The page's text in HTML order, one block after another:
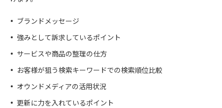
ブランドメッセージ
強みとして訴求しているポイント
サービスや商品の整理の仕方
お客様が狙う検索キーワードでの検索順位比較
オウンドメディアの活用状況
更新に力を入れているポイント